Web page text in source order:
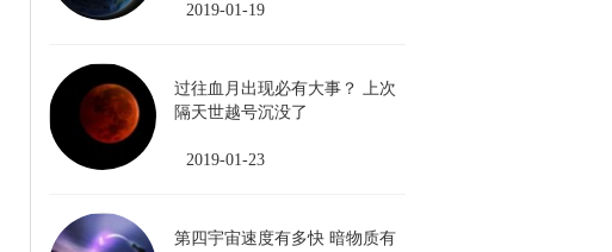
2019-01-19
过往血月出现必有大事？ 上次
隔天世越号沉没了
2019-01-23
第四宇宙速度有多快 暗物质有